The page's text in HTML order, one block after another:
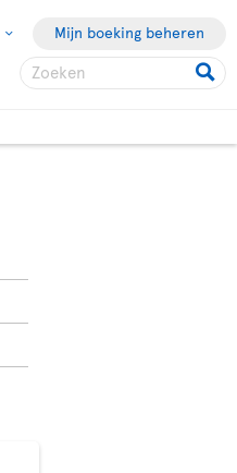
Mijn boeking beheren